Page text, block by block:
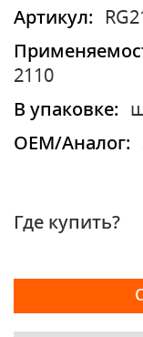
Артикул:
2110
В упаковке:
OEM/Аналог:
Где купить?